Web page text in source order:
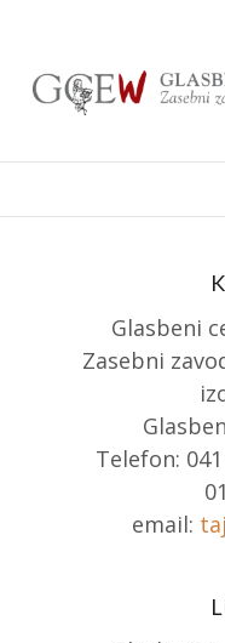
content
Glasbeni
Zasebni
Telefon:
email: